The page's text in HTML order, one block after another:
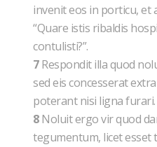
invenit eos in porticu, et
“Quare istis ribaldis
contulisti?”.
7Respondit illa quod
sed eis concesserat
poterant nisi ligna furari.
8Noluit ergo vir quod
tegumentum, licet esset